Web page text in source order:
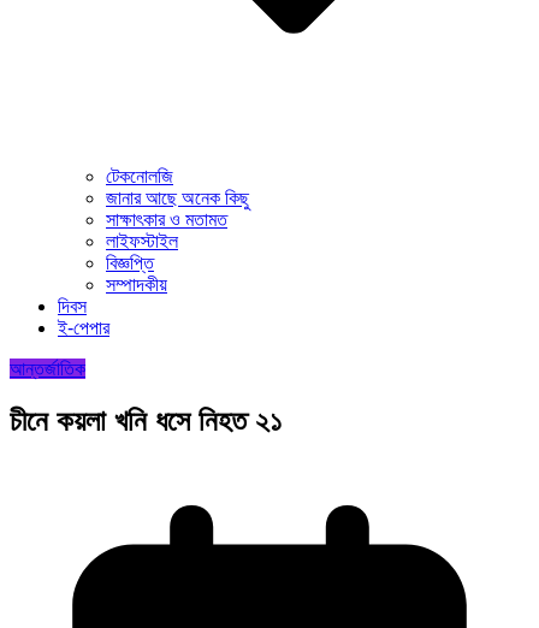
টেকনোলজি
জানার আছে অনেক কিছু
সাক্ষাৎকার ও মতামত
লাইফস্টাইল
বিজ্ঞপ্তি
সম্পাদকীয়
দিবস
ই-পেপার
আন্তর্জাতিক
চীনে কয়লা খনি ধসে নিহত ২১